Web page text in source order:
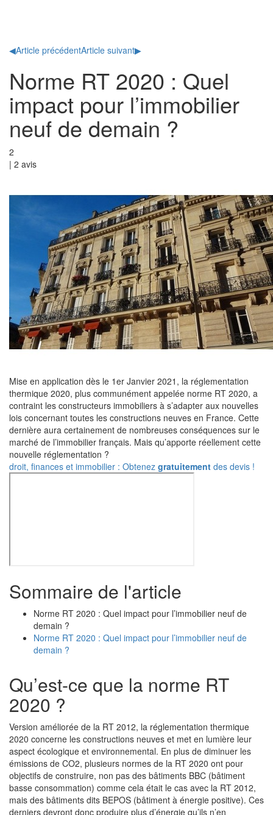
◀Article précédentArticle suivant▶
Norme RT 2020 : Quel
impact pour l’immobilier
neuf de demain ?
2
| 2 avis
Mise en application dès le 1er Janvier 2021, la réglementation
thermique 2020, plus communément appelée norme RT 2020, a
contraint les constructeurs immobiliers à s’adapter aux nouvelles
lois concernant toutes les constructions neuves en France. Cette
dernière aura certainement de nombreuses conséquences sur le
marché de l’immobilier français. Mais qu’apporte réellement cette
nouvelle réglementation ?
droit, finances et immobilier : Obtenez gratuitement des devis !
Sommaire de l'article
Norme RT 2020 : Quel impact pour l’immobilier neuf de
demain ?
Norme RT 2020 : Quel impact pour l’immobilier neuf de
demain ?
Qu’est-ce que la norme RT
2020 ?
Version améliorée de la RT 2012, la réglementation thermique
2020 concerne les constructions neuves et met en lumière leur
aspect écologique et environnemental. En plus de diminuer les
émissions de CO2, plusieurs normes de la RT 2020 ont pour
objectifs de construire, non pas des bâtiments BBC (bâtiment
basse consommation) comme cela était le cas avec la RT 2012,
mais des bâtiments dits BEPOS (bâtiment à énergie positive). Ces
derniers devront donc produire plus d’énergie qu’ils n’en